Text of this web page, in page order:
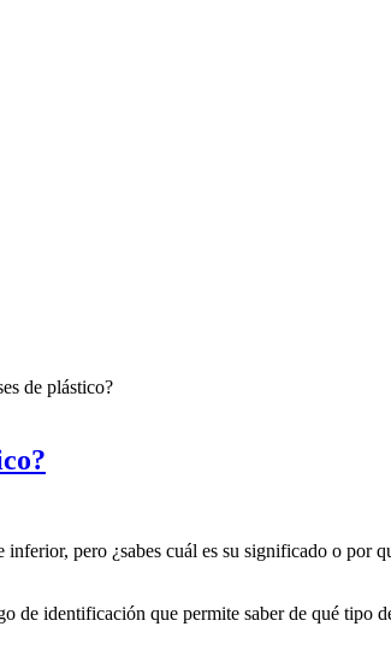
de plástico?
pero ¿sabes cuál es su significado o por
identificación que permite saber de qué tipo